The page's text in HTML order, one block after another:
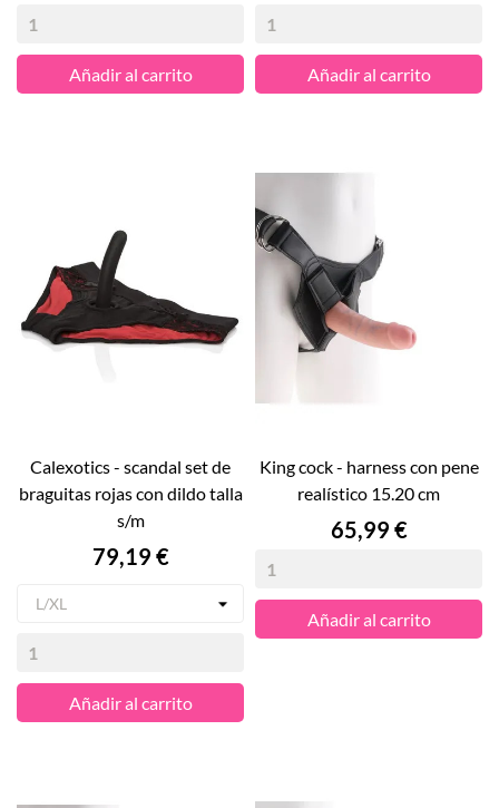
Añadir al carrito Añadir al carrito
calexotics - scandal set de
braguitas rojas con dildo talla
s/m
Precio
79,19 €
Añadir al carrito
king cock - harness con pene
realístico 15.20 cm
Precio
65,99 €
Añadir al carrito